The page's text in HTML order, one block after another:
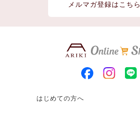
メルマガ登録はこちら
はじめての方へ